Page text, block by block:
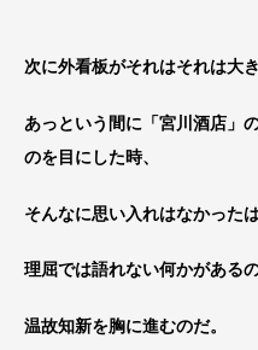
次に外看板がそれはそれは大
あっという間に「宮川酒店」
のを目にした時、
そんなに思い入れはなかった
理屈では語れない何かがあるの
温故知新を胸に進むのだ。